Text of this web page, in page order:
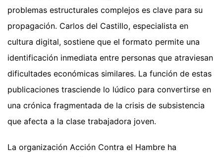
problemas estructurales complejos es clave para su
propagación. Carlos del Castillo, especialista en
cultura digital, sostiene que el formato permite una
identificación inmediata entre personas que atraviesan
dificultades económicas similares. La función de estas
publicaciones trasciende lo lúdico para convertirse en
una crónica fragmentada de la crisis de subsistencia
que afecta a la clase trabajadora joven.
La organización Acción Contra el Hambre ha